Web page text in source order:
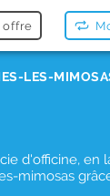
offre
LES-
d'officine, en
mimosas